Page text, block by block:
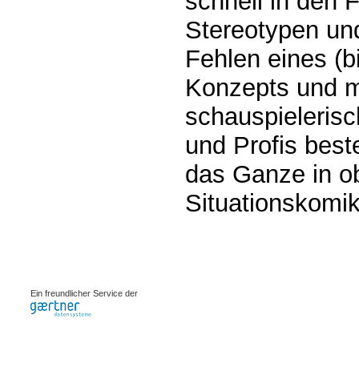
Stereotypen
Fehlen eines
Konzepts und
und Profis
das Ganze in
Ein freundlicher Service der